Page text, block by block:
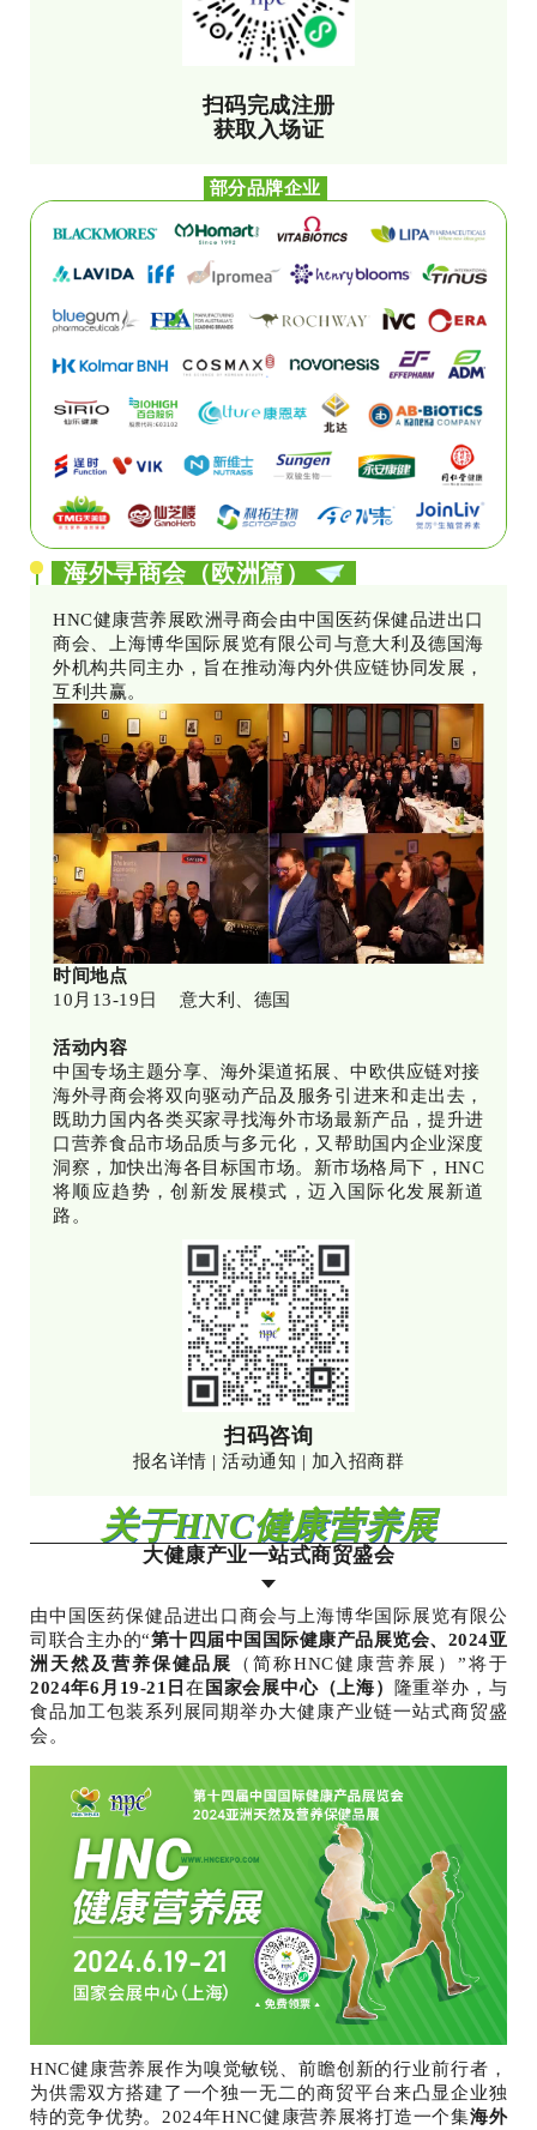
扫码完成注册
获取入场证
部分品牌企业
海外寻商会（欧洲篇）
HNC健康营养展欧洲寻商会由中国医药保健品进出口
商会、上海博华国际展览有限公司与意大利及德国海
外机构共同主办，旨在推动海内外供应链协同发展，
互利共赢。
时间地点
10月13-19日 意大利、德国
活动内容
中国专场主题分享、海外渠道拓展、中欧供应链对接
海外寻商会将双向驱动产品及服务引进来和走出去，
既助力国内各类买家寻找海外市场最新产品，提升进
口营养食品市场品质与多元化，又帮助国内企业深度
洞察，加快出海各目标国市场。新市场格局下，HNC
将顺应趋势，创新发展模式，迈入国际化发展新道
路。
扫码咨询
报名详情 | 活动通知 | 加入招商群
关于HNC健康营养展
大健康产业一站式商贸盛会
由中国医药保健品进出口商会与上海博华国际展览有限公
司联合主办的“第十四届中国国际健康产品展览会、2024亚
洲天然及营养保健品展
（简称HNC健康营养展）”将于
2024年6月19-21日在 国家会展中心（上海）
隆重举办，与
食品加工包装系列展同期举办大健康产业链一站式商贸盛
会。
HNC健康营养展作为嗅觉敏锐、前瞻创新的行业前行者，
为供需双方搭建了一个独一无二的商贸平台来凸显企业独
特的竞争优势。2024年HNC健康营养展将打造一个集海外